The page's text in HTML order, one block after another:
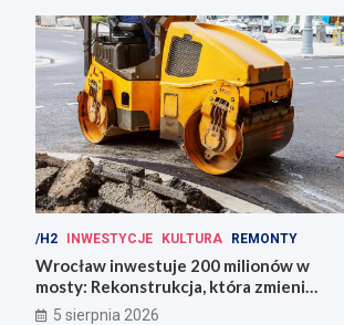
/H2 INWESTYCJE KULTURA REMONTY
Wrocław inwestuje 200 milionów w
mosty: Rekonstrukcja, która zmieni
miasto!
5 sierpnia 2026